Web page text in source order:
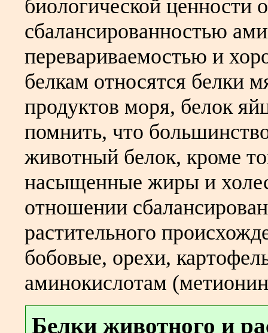
биологической ценности
сбалансированностью
перевариваемостью и
белкам относятся белки
продуктов моря, белок
помнить, что
животный белок, кроме
насыщенные жиры и
отношении
растительного
бобовые, орехи,
аминокислотам
Белки животного и